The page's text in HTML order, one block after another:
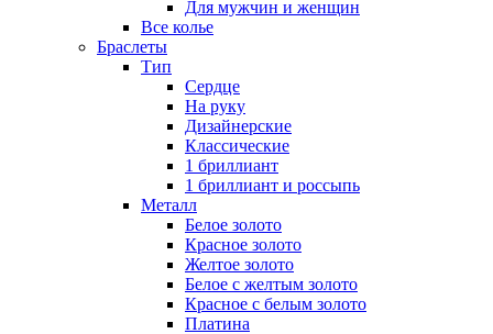
Для мужчин и женщин
Все колье
Браслеты
Тип
Сердце
На руку
Дизайнерские
Классические
1 бриллиант
1 бриллиант и россыпь
Металл
Белое золото
Красное золото
Желтое золото
Белое с желтым золото
Красное с белым золото
Платина